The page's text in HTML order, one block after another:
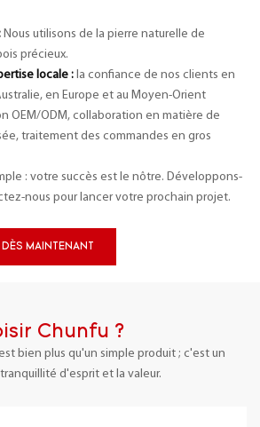
Nous utilisons de la pierre naturelle de
précieux.
locale : la confiance de nos clients en
en Europe et au Moyen-Orient
OEM/ODM, collaboration en matière de
traitement des commandes en gros
: votre succès est le nôtre. Développons-
nous pour lancer votre prochain projet.
MAINTENANT
Chunfu ?
bien plus qu'un simple produit ; c'est un
d'esprit et la valeur.